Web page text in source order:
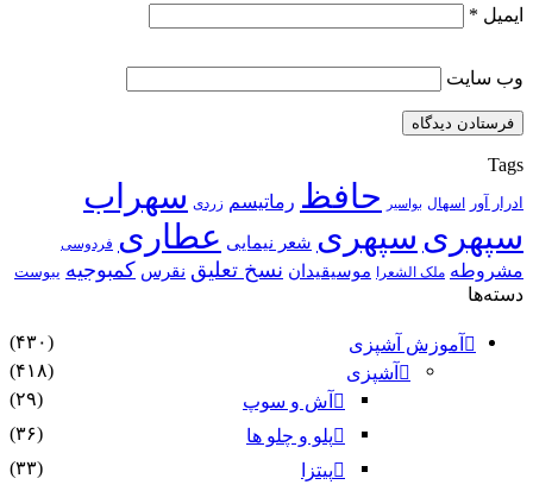
ایمیل *
وب‌ سایت
Tags
ادرار آور اسهال بواسیر حافظ رماتیسم زردی سهراب
سپهری سپهری شعر نیمایی عطاری فردوسی
مشروطه ملک الشعرا موسیقیدان نسخ تعلیق نقرس کمبوجیه یبوست
دسته‌ها
آموزش آشپزی
(۴۳۰)
آشپزی
(۴۱۸)
آش و سوپ
(۲۹)
پلو و چلو ها
(۳۶)
پیتزا
(۳۳)